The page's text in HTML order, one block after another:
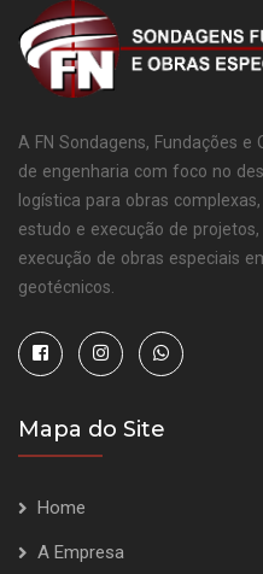
A FN Sondagens, Fundações
de engenharia com foco no
logística para obras
estudo e execução de
execução de obras especiais
geotécnicos.
Mapa do Site
Home
A Empresa